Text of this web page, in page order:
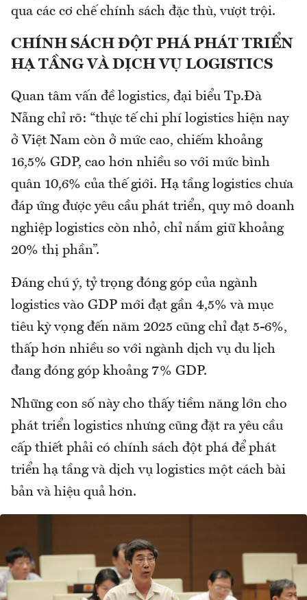
qua các cơ chế chính sách đặc thù, vượt trội.
CHÍNH SÁCH ĐỘT PHÁ PHÁT TRIỂN
HẠ TẦNG VÀ DỊCH VỤ LOGISTICS
Quan tâm vấn đề logistics, đại biểu Tp.Đà
Nẵng chỉ rõ: “thực tế chi phí logistics hiện nay
ở Việt Nam còn ở mức cao, chiếm khoảng
16,5% GDP, cao hơn nhiều so với mức bình
quân 10,6% của thế giới. Hạ tầng logistics chưa
đáp ứng được yêu cầu phát triển, quy mô doanh
nghiệp logistics còn nhỏ, chỉ nắm giữ khoảng
20% thị phần”.
Đáng chú ý, tỷ trọng đóng góp của ngành
logistics vào GDP mới đạt gần 4,5% và mục
tiêu kỳ vọng đến năm 2025 cũng chỉ đạt 5-6%,
thấp hơn nhiều so với ngành dịch vụ du lịch
đang đóng góp khoảng 7% GDP.
Những con số này cho thấy tiềm năng lớn cho
phát triển logistics nhưng cũng đặt ra yêu cầu
cấp thiết phải có chính sách đột phá để phát
triển hạ tầng và dịch vụ logistics một cách bài
bản và hiệu quả hơn.